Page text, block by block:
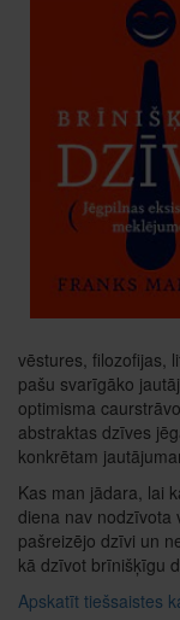
vēstures, filozofijas,
pašu svarīgāko
optimisma
abstraktas dzīves
konkrētam
Kas man jādara, lai
diena nav nodzīvota
pašreizējo dzīvi un
kā dzīvot brīnišķīgu
Apskatīt tiešsaistes